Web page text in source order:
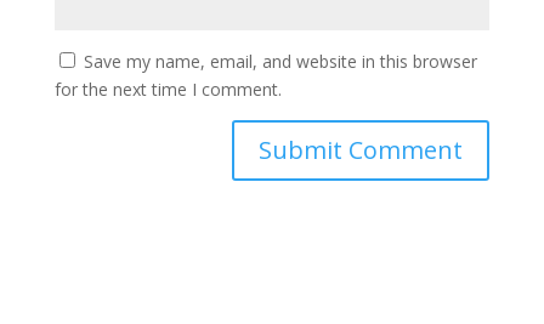
Save my name, email, and website in this browser
for the next time I comment.